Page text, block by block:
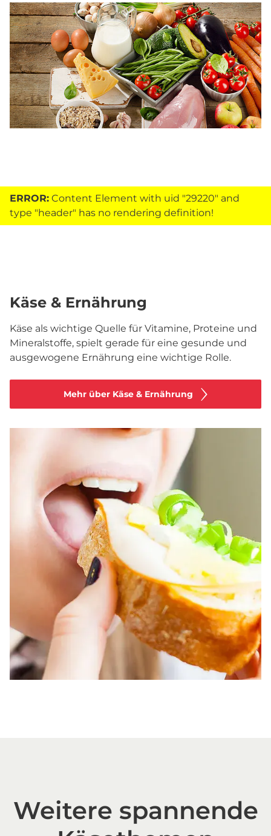
ERROR: Content Element with uid "29220" and
type "header" has no rendering definition!
Käse & Ernährung
Käse als wichtige Quelle für Vitamine, Proteine und
Mineralstoffe, spielt gerade für eine gesunde und
ausgewogene Ernährung eine wichtige Rolle.
Mehr über Käse & Ernährung
Weitere spannende